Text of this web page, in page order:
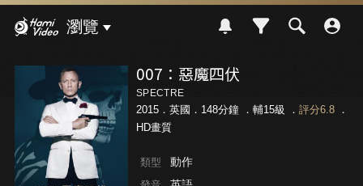
瀏覽
007：惡魔四伏
SPECTRE
2015．英國．148分鐘 ． 輔15級 ． 評分6.8．
HD畫質
類型 動作